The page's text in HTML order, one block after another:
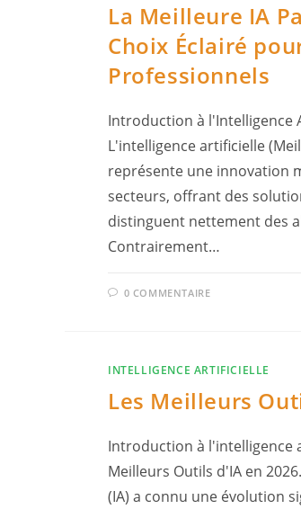
La Meilleure IA
Choix Éclairé
Professionnels
Introduction à l'Intelligence
L'intelligence artificielle
représente une innovation
secteurs, offrant des
distinguent nettement des
Contrairement…
0 COMMENTAIRE
INTELLIGENCE ARTIFICIELLE
Les Meilleurs
Introduction à l'intelligence
Meilleurs Outils d'IA en
(IA) a connu une évolution